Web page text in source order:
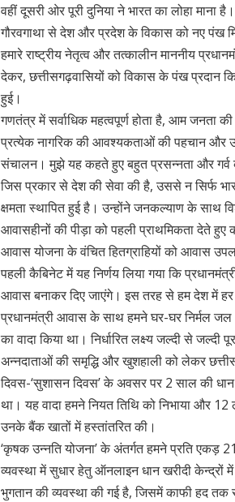
वहीं दूसरी ओर पूरी दुनिया ने भारत का लोहा
गौरवगाथा से देश और प्रदेश के विकास को नए पंख
हमारे राष्ट्रीय नेतृत्व और तत्कालीन माननीय
देकर, छत्तीसगढ़वासियों को विकास के पंख प्रदान
हुई।
गणतंत्र में सर्वाधिक महत्वपूर्ण होता है, आम जनता
प्रत्येक नागरिक की आवश्यकताओं की पहचान और
संचालन। मुझे यह कहते हुए बहुत प्रसन्नता और गर्व
जिस प्रकार से देश की सेवा की है, उससे न सिर्फ
क्षमता स्थापित हुई है। उन्होंने जनकल्याण के साथ
आवासहीनों की पीड़ा को पहली प्राथमिकता देते
आवास योजना के वंचित हितग्राहियों को आवास
पहली कैबिनेट में यह निर्णय लिया गया कि
आवास बनाकर दिए जाएंगे। इस तरह से हम देश में
प्रधानमंत्री आवास के साथ हमने घर-घर निर्मल
का वादा किया था। निर्धारित लक्ष्य जल्दी से
अन्नदाताओं की समृद्धि और खुशहाली को लेकर
दिवस-‘सुशासन दिवस’ के अवसर पर 2 साल की
था। यह वादा हमने नियत तिथि को निभाया और
उनके बैंक खातों में हस्तांतरित की।
‘कृषक उन्नति योजना’ के अंतर्गत हमने प्रति एकड़
व्यवस्था में सुधार हेतु ऑनलाइन धान खरीदी केन्द्रों
भुगतान की व्यवस्था की गई है, जिसमें काफी हद तक